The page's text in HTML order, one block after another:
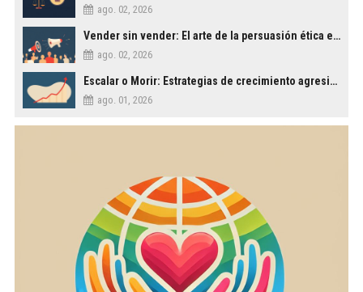
ago. 02, 2026
Vender sin vender: El arte de la persuasión ética en los negocios
ago. 02, 2026
Escalar o Morir: Estrategias de crecimiento agresivo para PYMES
ago. 01, 2026